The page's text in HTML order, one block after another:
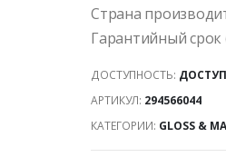
Страна
Гарантийный
ДОСТУПНОСТЬ:
АРТИКУЛ: 294566044
КАТЕГОРИИ: GLOSS &